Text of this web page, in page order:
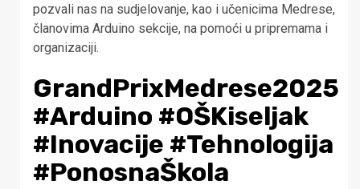
pozvali nas na sudjelovanje, kao i učenicima Medrese,
članovima Arduino sekcije, na pomoći u pripremama i
organizaciji.
GrandPrixMedrese2025
#Arduino #OŠKiseljak
#Inovacije #Tehnologija
#PonosnaŠkola